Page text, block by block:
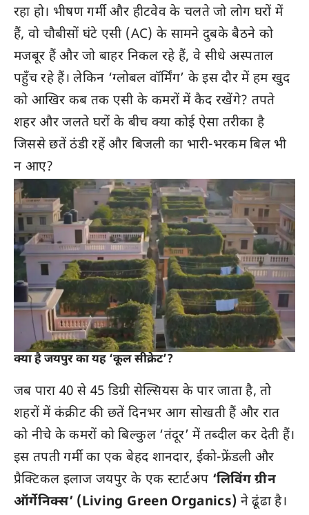
रहा हो। भीषण गर्मी और हीटवेव के चलते जो लोग घरों में
हैं, वो चौबीसों घंटे एसी (AC) के सामने दुबके बैठने को
मजबूर हैं और जो बाहर निकल रहे हैं, वे सीधे अस्पताल
पहुँच रहे हैं। लेकिन ‘ग्लोबल वॉर्मिंग’ के इस दौर में हम खुद
को आखिर कब तक एसी के कमरों में कैद रखेंगे? तपते
शहर और जलते घरों के बीच क्या कोई ऐसा तरीका है
जिससे छतें ठंडी रहें और बिजली का भारी-भरकम बिल भी
न आए?
क्या है जयपुर का यह ‘कूल सीक्रेट’?
जब पारा 40 से 45 डिग्री सेल्सियस के पार जाता है, तो
शहरों में कंक्रीट की छतें दिनभर आग सोखती हैं और रात
को नीचे के कमरों को बिल्कुल ‘तंदूर’ में तब्दील कर देती हैं।
इस तपती गर्मी का एक बेहद शानदार, ईको-फ्रेंडली और
प्रैक्टिकल इलाज जयपुर के एक स्टार्टअप ‘लिविंग ग्रीन
ऑर्गेनिक्स’ (Living Green Organics) ने ढूंढा है।